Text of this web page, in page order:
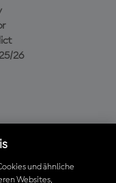
26
und ähnliche
Websites,